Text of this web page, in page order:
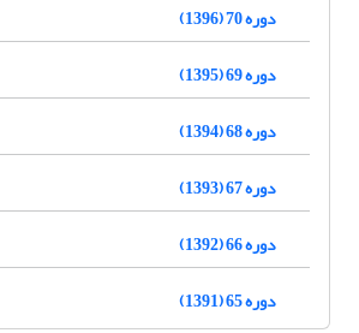
دوره 70 (1396)
دوره 69 (1395)
دوره 68 (1394)
دوره 67 (1393)
دوره 66 (1392)
دوره 65 (1391)